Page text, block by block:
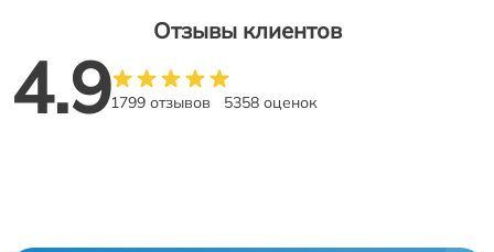
Отзывы клиентов
4.91799 отзывов 5358 оценок